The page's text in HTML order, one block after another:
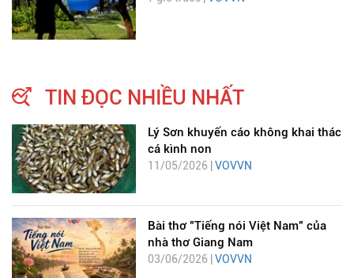
TIN ĐỌC NHIỀU NHẤT
Lý Sơn khuyến cáo không khai thác
cá kình non
11/05/2026 | VOVVN
Bài thơ "Tiếng nói Việt Nam" của
nhà thơ Giang Nam
03/06/2026 | VOVVN